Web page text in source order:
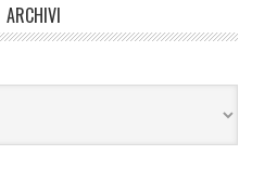
ARCHIVI